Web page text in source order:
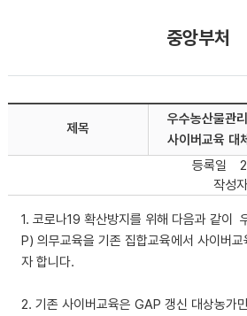
중앙부처
제목
우수농산물관
사이버교육 대
등록일
작성
1. 코로나19 확산방지를 위해 다음과 같이
P) 의무교육을 기존 집합교육에서 사이버
자 합니다.
2. 기존 사이버교육은 GAP 갱신 대상농가